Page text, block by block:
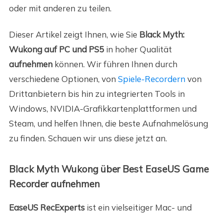
oder mit anderen zu teilen.
Dieser Artikel zeigt Ihnen, wie Sie Black Myth:
Wukong auf PC und PS5in hoher Qualität
aufnehmenkönnen. Wir führen Ihnen durch
verschiedene Optionen, von Spiele-Recordernvon
Drittanbietern bis hin zu integrierten Tools in
Windows, NVIDIA-Grafikkartenplattformen und
Steam, und helfen Ihnen, die beste Aufnahmelösung
zu finden. Schauen wir uns diese jetzt an.
Black Myth Wukong über Best EaseUS Game
Recorder aufnehmen
EaseUS RecExpertsist ein vielseitiger Mac- und